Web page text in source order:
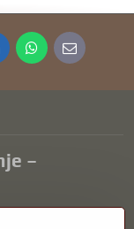
WhatsApp
E-
mail
–